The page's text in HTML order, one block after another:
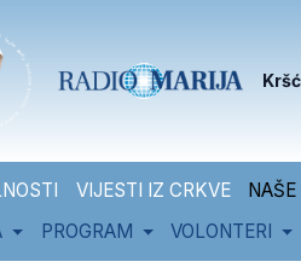
VIJESTI IZ CRKVE
PROGRAM VOLONTERI